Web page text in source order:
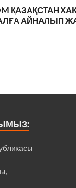
ҚАЗАҚСТАН
АЙНАЛЫП